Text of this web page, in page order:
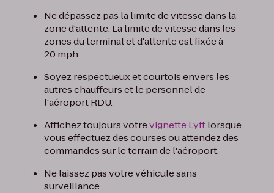
Ne dépassez pas la limite de vitesse dans la
zone d'attente. La limite de vitesse dans les
zones du terminal et d'attente est fixée à
20 mph.
Soyez respectueux et courtois envers les
autres chauffeurs et le personnel de
l'aéroport RDU.
Affichez toujours votrevignette Lyftlorsque
vous effectuez des courses ou attendez des
commandes sur le terrain de l'aéroport.
Ne laissez pas votre véhicule sans
surveillance.